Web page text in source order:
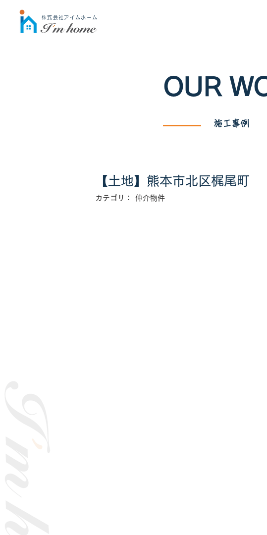
株式会社アイムホーム
OUR
施工事例
【土地】熊本市北区梶尾町
カテゴリ： 仲介物件